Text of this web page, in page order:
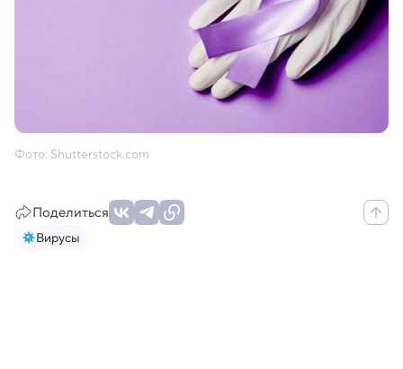
Фото: Shutterstock.com
Поделиться
Вирусы